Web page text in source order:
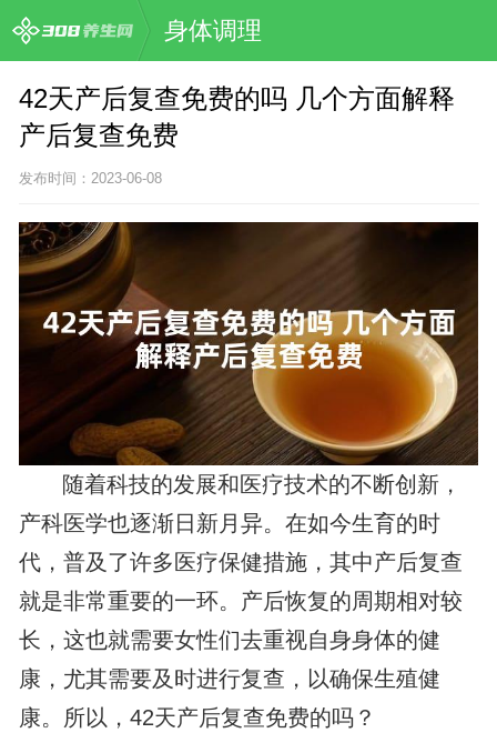
身体调理
42天产后复查免费的吗 几个方面解释
产后复查免费
发布时间：2023-06-08
随着科技的发展和医疗技术的不断创新，
产科医学也逐渐日新月异。在如今生育的时
代，普及了许多医疗保健措施，其中产后复查
就是非常重要的一环。产后恢复的周期相对较
长，这也就需要女性们去重视自身身体的健
康，尤其需要及时进行复查，以确保生殖健
康。所以，42天产后复查免费的吗？